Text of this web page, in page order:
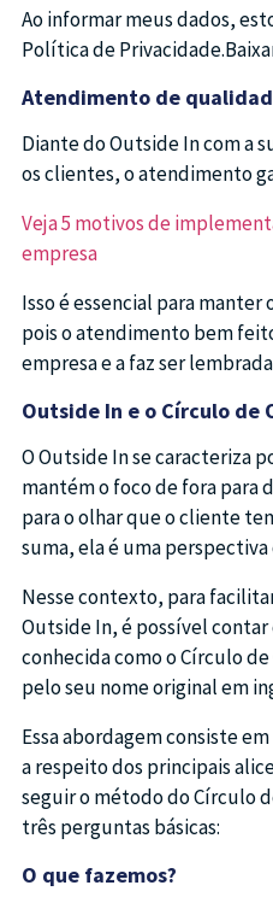
Ao informar meus dados,
Política de
Atendimento de
Diante do Outside In com a
os clientes, o atendimento
Veja 5 motivos de
empresa
Isso é essencial para
pois o atendimento bem
empresa e a faz ser
Outside In e o Círculo de
O Outside In se caracteriza
mantém o foco de fora para
para o olhar que o cliente
suma, ela é uma
Nesse contexto, para
Outside In, é possível
conhecida como o Círculo
pelo seu nome original em
Essa abordagem consiste
a respeito dos principais
seguir o método do Círculo
três perguntas básicas:
O que fazemos?